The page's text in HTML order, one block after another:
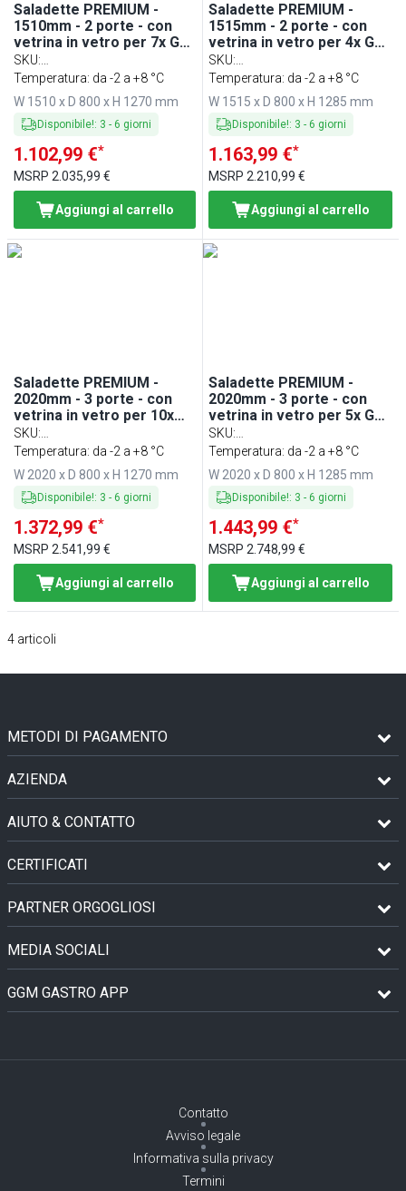
Saladette PREMIUM -
1510mm - 2 porte - con
vetrina in vetro per 7x GN
1/3, 1 ripiano - piano di
lavoro in granito
SKU:
DTS1500NOD#GSDTS1500O
Temperatura: da -2 a +8 °C
W 1510 x D 800 x H 1270 mm
Disponibile!: 3 - 6 giorni
1.102,99 €*
MSRP 2.035,99 €
Aggiungi al carrello
Saladette PREMIUM -
1515mm - 2 porte - con
vetrina in vetro per 4x GN
1/1, 1 ripiano - piano di
lavoro in granito
SKU:
STS1500NOD#GSSTS1500O
Temperatura: da -2 a +8 °C
W 1515 x D 800 x H 1285 mm
Disponibile!: 3 - 6 giorni
1.163,99 €*
MSRP2.210,99 €
Aggiungi al carrello
Saladette PREMIUM -
2020mm - 3 porte - con
vetrina in vetro per 10x
GN 1/3, 1 ripiano - piano di
lavoro in granito
SKU:
DTS2000NOD#GSDTS2000O
Temperatura: da -2 a +8 °C
W 2020 x D 800 x H 1270 mm
Disponibile!: 3 - 6 giorni
1.372,99 €*
MSRP 2.541,99 €
Aggiungi al carrello
Saladette PREMIUM -
2020mm - 3 porte - con
vetrina in vetro per 5x GN
1/1 & 1x GN 2/4, 1 ripiano -
piano di lavoro in granito
SKU:
STS2000NOD#GSSTS2000O
Temperatura: da -2 a +8 °C
W 2020 x D 800 x H 1285 mm
Disponibile!: 3 - 6 giorni
1.443,99 €*
MSRP2.748,99 €
Aggiungi al carrello
4 articoli
METODI DI PAGAMENTO
AZIENDA
AIUTO & CONTATTO
CERTIFICATI
PARTNER ORGOGLIOSI
MEDIA SOCIALI
GGM GASTRO APP
Contatto
Avviso legale
Informativa sulla privacy
Termini